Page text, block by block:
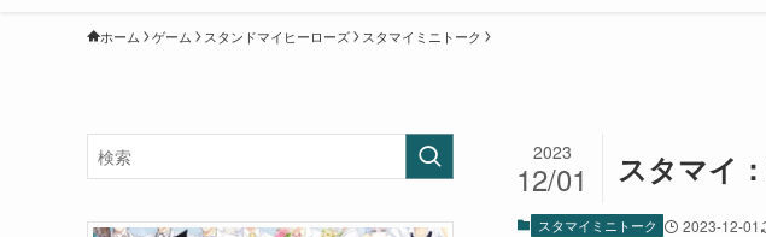
ホーム ゲーム スタンドマイヒーローズ スタマイミニトーク
スタマイ
2023
12/01
スタマイミニトーク 2023-12-01